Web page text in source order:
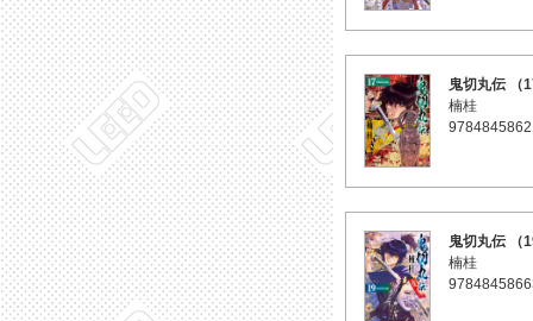
鬼切丸伝 （
楠桂
鬼切丸伝 （
楠桂